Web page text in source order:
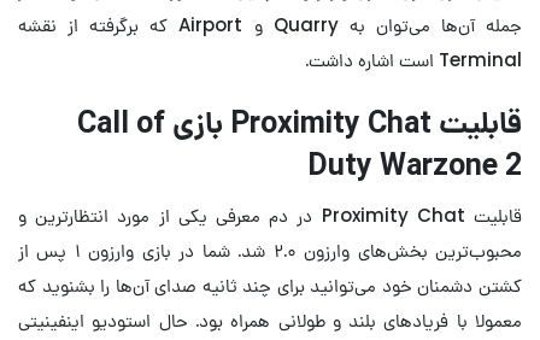
جمله آن‌ها می‌توان به Quarry و Airport که برگرفته از نقشه
Terminal است اشاره داشت.
قابلیت Proximity Chat بازی Call of
Duty Warzone 2
قابلیت Proximity Chat در دم معرفی یکی از مورد انتظارترین و
محبوب‌ترین بخش‌های وارزون ۲.۰ شد. شما در بازی وارزون ۱ پس از
کشتن دشمنان خود می‌توانید برای چند ثانیه صدای آن‌ها را بشنوید که
معمولا با فریادهای بلند و طولانی همراه بود. حال استودیو اینفینیتی